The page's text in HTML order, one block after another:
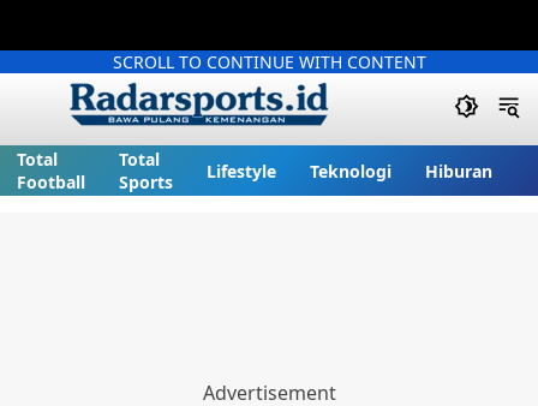
SCROLL TO CONTINUE WITH CONTENT
Total
Football
Total
Sports
Lifestyle Teknologi Hiburan